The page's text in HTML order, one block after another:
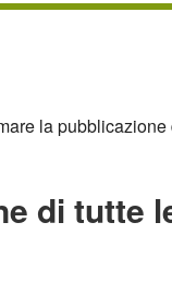
la
di tutte